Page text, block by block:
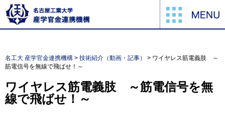
名工大 産学官金連携機構 > 技術紹介（動画・記事） > ワイヤレス筋電義肢 ～
筋電信号を無線で飛ばせ！～
ワイヤレス筋電義肢 ～筋電信号を無
線で飛ばせ！～